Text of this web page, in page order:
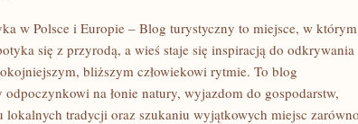
w Polsce i Europie – Blog turystyczny to miejsce, w którym
się z przyrodą, a wieś staje się inspiracją do odkrywania
bliższym człowiekowi rytmie. To blog
odpoczynkowi na łonie natury, wyjazdom do gospodarstw,
lokalnych tradycji oraz szukaniu wyjątkowych miejsc zarówno